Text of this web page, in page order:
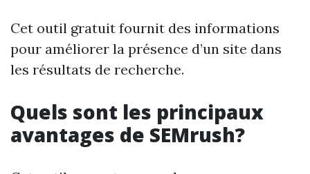
Cet outil gratuit fournit des informations
pour améliorer la présence d’un site dans
les résultats de recherche.
Quels sont les principaux
avantages de SEMrush?